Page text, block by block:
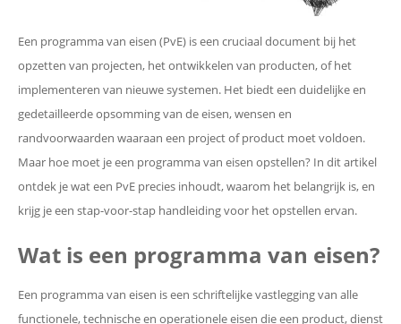
Een programma van eisen (PvE) is een cruciaal document bij het
opzetten van projecten, het ontwikkelen van producten, of het
implementeren van nieuwe systemen. Het biedt een duidelijke en
gedetailleerde opsomming van de eisen, wensen en
randvoorwaarden waaraan een project of product moet voldoen.
Maar hoe moet je een programma van eisen opstellen? In dit artikel
ontdek je wat een PvE precies inhoudt, waarom het belangrijk is, en
krijg je een stap-voor-stap handleiding voor het opstellen ervan.
Wat is een programma van eisen?
Een programma van eisen is een schriftelijke vastlegging van alle
functionele, technische en operationele eisen die een product, dienst